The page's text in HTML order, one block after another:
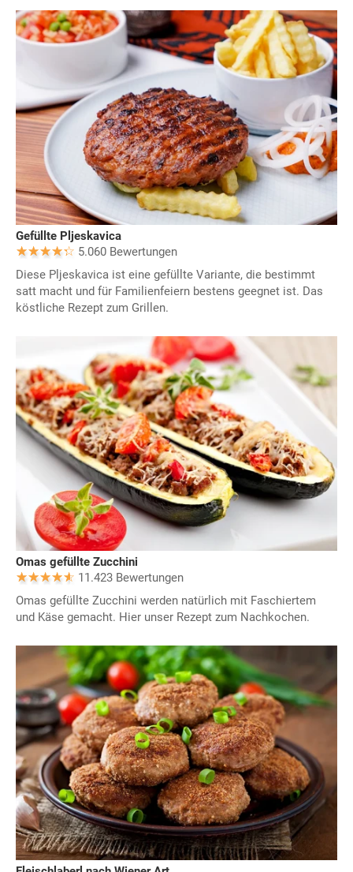
Gefüllte Pljeskavica
5.060 Bewertungen
Diese Pljeskavica ist eine gefüllte Variante, die bestimmt
satt macht und für Familienfeiern bestens geegnet ist. Das
köstliche Rezept zum Grillen.
Omas gefüllte Zucchini
11.423 Bewertungen
Omas gefüllte Zucchini werden natürlich mit Faschiertem
und Käse gemacht. Hier unser Rezept zum Nachkochen.